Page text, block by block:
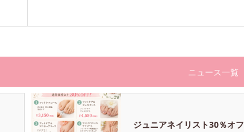
ニュース一覧
ジュニアネイリスト30％オフ